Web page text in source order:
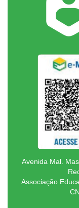
Avenida Mal.
Associação